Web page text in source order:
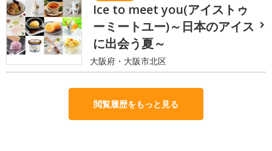
Ice to meet you(アイストゥ
ーミートユー)～日本のアイス
に出会う夏～
大阪府・大阪市北区
閲覧履歴をもっと見る